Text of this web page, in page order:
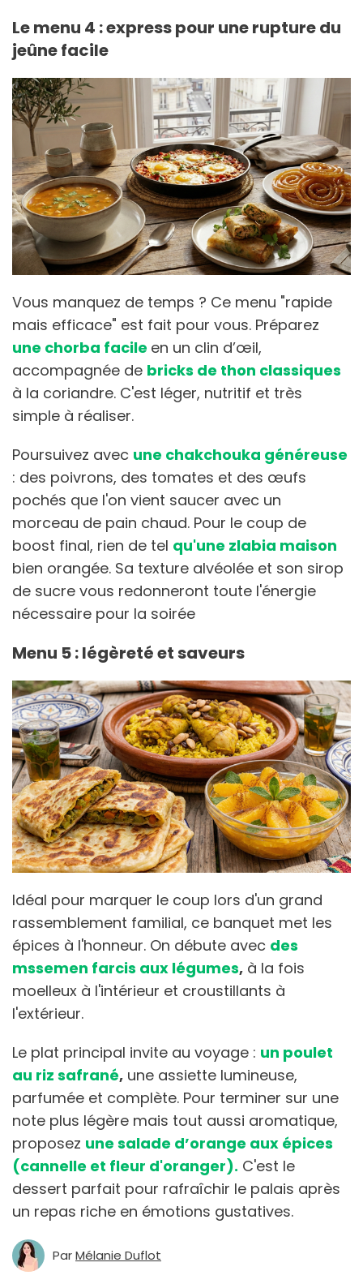
Le menu 4 : express pour une rupture du
jeûne facile
Vous manquez de temps ? Ce menu "rapide
mais efficace" est fait pour vous. Préparez
une chorba facile en un clin d’œil,
accompagnée de bricks de thon classiques
à la coriandre. C'est léger, nutritif et très
simple à réaliser.
Poursuivez avec une chakchouka généreuse
: des poivrons, des tomates et des œufs
pochés que l'on vient saucer avec un
morceau de pain chaud. Pour le coup de
boost final, rien de tel qu'une zlabia maison
bien orangée. Sa texture alvéolée et son sirop
de sucre vous redonneront toute l'énergie
nécessaire pour la soirée
Menu 5 : légèreté et saveurs
Idéal pour marquer le coup lors d'un grand
rassemblement familial, ce banquet met les
épices à l'honneur. On débute avec des
mssemen farcis aux légumes, à la fois
moelleux à l'intérieur et croustillants à
l'extérieur.
Le plat principal invite au voyage : un poulet
au riz safrané, une assiette lumineuse,
parfumée et complète. Pour terminer sur une
note plus légère mais tout aussi aromatique,
proposez une salade d’orange aux épices
(cannelle et fleur d'oranger). C'est le
dessert parfait pour rafraîchir le palais après
un repas riche en émotions gustatives.
ParMélanie Duflot